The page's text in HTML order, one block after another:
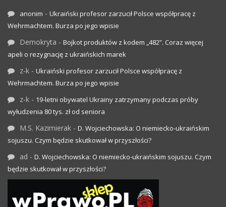
anonim - Ukraiński profesor zarzucił Polsce współpracę z
Wehrmachtem. Burza po jego wpisie
Demokryta - Bojkot produktów z kodem „482”. Coraz więcej
apeli o rezygnację z ukraińskich marek
z-k - Ukraiński profesor zarzucił Polsce współpracę z
Wehrmachtem. Burza po jego wpisie
z-k - 19-letni obywatel Ukrainy zatrzymany podczas próby
wyłudzenia 80 tys. zł od seniora
M.S. Kazimierak - D. Wojciechowska: O niemiecko-ukraińskim
sojuszu. Czym będzie skutkował w przyszłości?
ad - D. Wojciechowska: O niemiecko-ukraińskim sojuszu. Czym
będzie skutkował w przyszłości?